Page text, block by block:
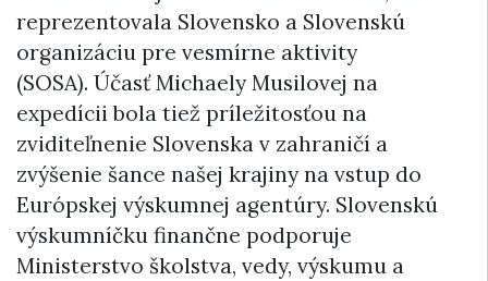
reprezentovala Slovensko a Slovenskú
organizáciu pre vesmírne aktivity
(SOSA). Účasť Michaely Musilovej na
expedícii bola tiež príležitosťou na
zviditeľnenie Slovenska v zahraničí a
zvýšenie šance našej krajiny na vstup do
Európskej výskumnej agentúry. Slovenskú
výskumníčku finančne podporuje
Ministerstvo školstva, vedy, výskumu a